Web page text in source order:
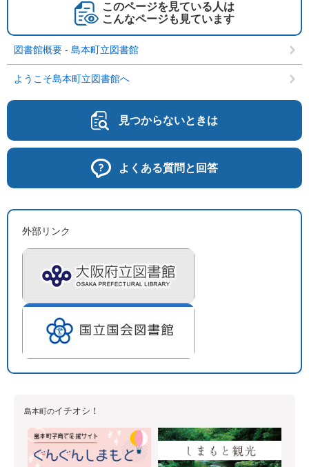
このページを見ている人は
こんなページも見ています
図書館概要 - 島本町立図書館
ようこそ島本町立図書館へ
見つからないときは
よくある質問と回答
外部リンク
島本町のイチオシ！